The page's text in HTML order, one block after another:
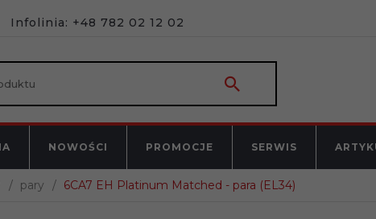
Infolinia: +48 782 02 12 02
NOWOŚCI PROMOCJE SERWIS
pary 6CA7 EH Platinum Matched - para (EL34)